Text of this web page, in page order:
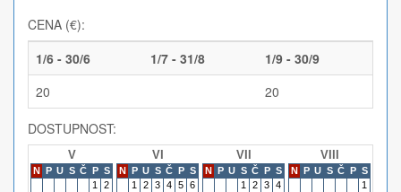
CENA (€):
1/6 - 30/6
1/7 - 31/8
1/9 - 30/9
20
20
DOSTUPNOST:
V
N P U S Č P S
1
2
VI
N P U S Č P S
1
2 3 4 5 6
VII
N P U S Č P S
1
2 3 4
VIII
N P U S Č P S
1